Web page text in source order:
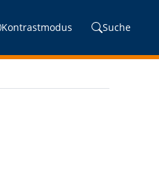
Kontrastmodus Suche